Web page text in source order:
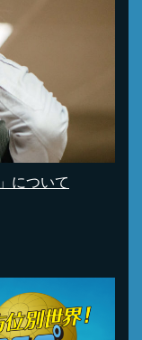
について